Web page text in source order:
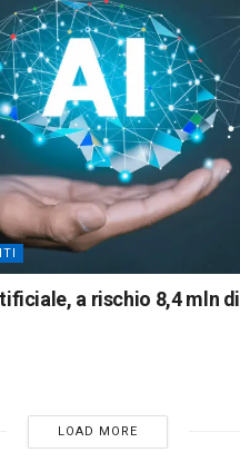
a rischio 8,4 mln di
LOAD MORE